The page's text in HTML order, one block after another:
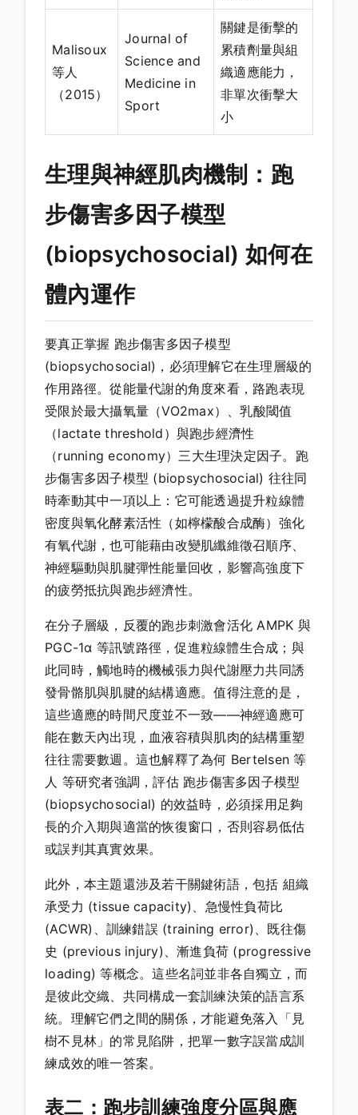
Malisoux
等人
（2015）
Journal of
Science and
Medicine in
Sport
關鍵是衝擊的
累積劑量與組
織適應能力，
非單次衝擊大
小
生理與神經肌肉機制：跑
步傷害多因子模型
(biopsychosocial) 如何在
體內運作
要真正掌握 跑步傷害多因子模型
(biopsychosocial)，必須理解它在生理層級的
作用路徑。從能量代謝的角度來看，路跑表現
受限於最大攝氧量（VO2max）、乳酸閾值
（lactate threshold）與跑步經濟性
（running economy）三大生理決定因子。跑
步傷害多因子模型 (biopsychosocial) 往往同
時牽動其中一項以上：它可能透過提升粒線體
密度與氧化酵素活性（如檸檬酸合成酶）強化
有氧代謝，也可能藉由改變肌纖維徵召順序、
神經驅動與肌腱彈性能量回收，影響高強度下
的疲勞抵抗與跑步經濟性。
在分子層級，反覆的跑步刺激會活化 AMPK 與
PGC-1α 等訊號路徑，促進粒線體生合成；與
此同時，觸地時的機械張力與代謝壓力共同誘
發骨骼肌與肌腱的結構適應。值得注意的是，
這些適應的時間尺度並不一致——神經適應可
能在數天內出現，血液容積與肌肉的結構重塑
往往需要數週。這也解釋了為何 Bertelsen 等
人 等研究者強調，評估 跑步傷害多因子模型
(biopsychosocial) 的效益時，必須採用足夠
長的介入期與適當的恢復窗口，否則容易低估
或誤判其真實效果。
此外，本主題還涉及若干關鍵術語，包括 組織
承受力 (tissue capacity)、急慢性負荷比
(ACWR)、訓練錯誤 (training error)、既往傷
史 (previous injury)、漸進負荷 (progressive
loading) 等概念。這些名詞並非各自獨立，而
是彼此交織、共同構成一套訓練決策的語言系
統。理解它們之間的關係，才能避免落入「見
樹不見林」的常見陷阱，把單一數字誤當成訓
練成效的唯一答案。
表二：跑步訓練強度分區與應